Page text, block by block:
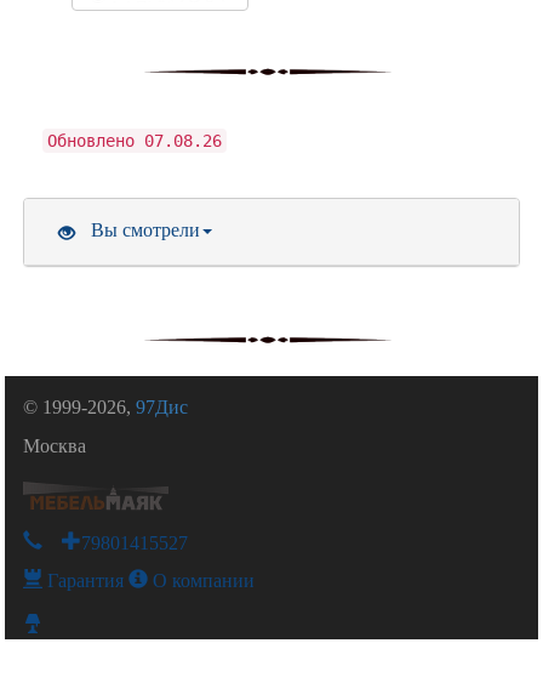
Обновлено 07.08.26
Вы смотрели
© 1999-2026,97Дис
Москва
+79801415527
Гарантия О компании